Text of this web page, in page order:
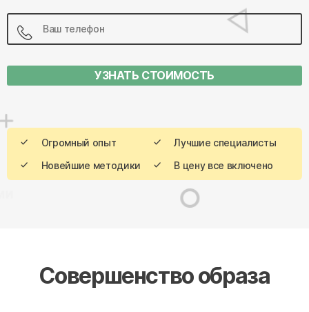
УЗНАТЬ СТОИМОСТЬ
Огромный опыт
Лучшие специалисты
Новейшие методики
В цену все включено
Совершенство образа